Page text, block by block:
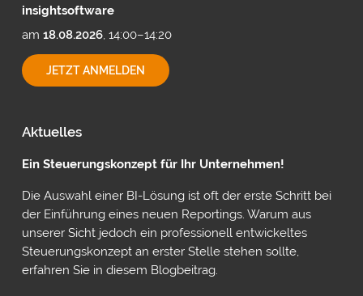
insightsoftware
am 18.08.2026, 14:00–14:20
JETZT ANMELDENINDIVIDUELLE
PLANUNG
Aktuelles
Ein Steuerungskonzept für Ihr Unternehmen!
Die Auswahl einer BI-Lösung ist oft der erste Schritt bei
der Einführung eines neuen Reportings. Warum aus
unserer Sicht jedoch ein professionell entwickeltes
Steuerungskonzept an erster Stelle stehen sollte,
erfahren Sie in diesem Blogbeitrag.